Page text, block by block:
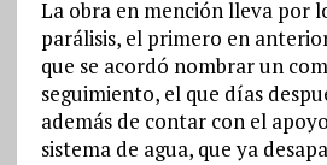
La obra en mención lleva por
parálisis, el primero en
que se acordó nombrar un
seguimiento, el que días
además de contar con el
sistema de agua, que ya